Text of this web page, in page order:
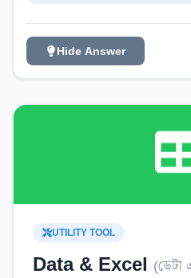
Hide Answer
UTILITY TOOL
Data & Excel (ডেটা